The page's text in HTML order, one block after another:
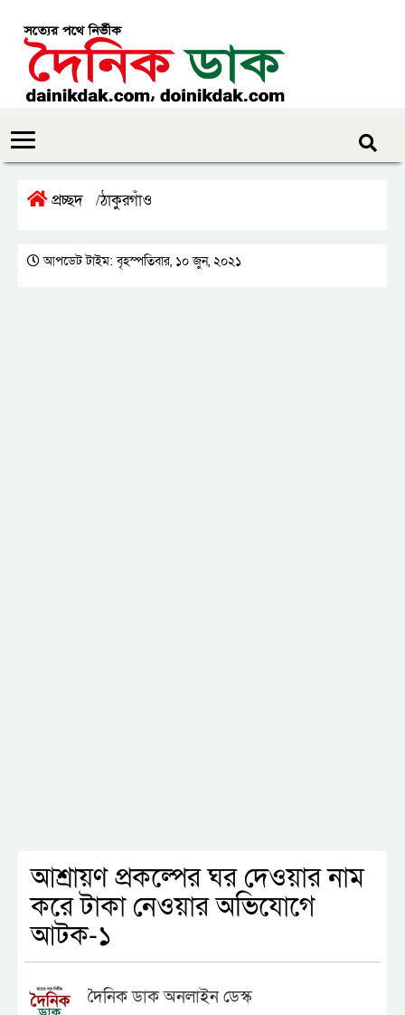
প্রচ্ছদ /ঠাকুরগাঁও
আপডেট টাইম: বৃহস্পতিবার, ১০ জুন, ২০২১
আশ্রায়ণ প্রকল্পের ঘর দেওয়ার নাম
করে টাকা নেওয়ার অভিযোগে
আটক-১
দৈনিক ডাক অনলাইন ডেস্ক